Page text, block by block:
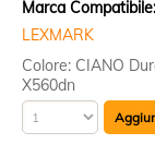
Marca Compatibile:
LEXMARK
Colore: CIANO
X560dn